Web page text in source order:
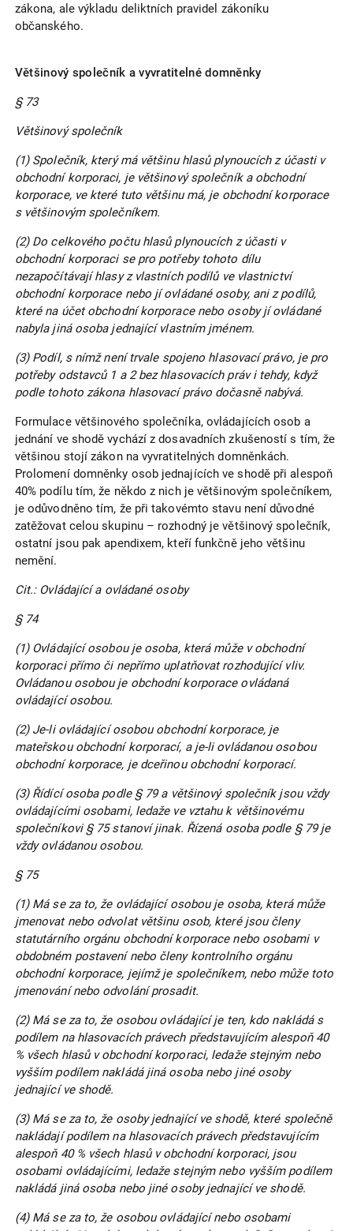
zákona, ale výkladu deliktních pravidel zákoníku
občanského.
Většinový společník a vyvratitelné domněnky
§ 73
Většinový společník
(1) Společník, který má většinu hlasů plynoucích z účasti v
obchodní korporaci, je většinový společník a obchodní
korporace, ve které tuto většinu má, je obchodní korporace
s většinovým společníkem.
(2) Do celkového počtu hlasů plynoucích z účasti v
obchodní korporaci se pro potřeby tohoto dílu
nezapočítávají hlasy z vlastních podílů ve vlastnictví
obchodní korporace nebo jí ovládané osoby, ani z podílů,
které na účet obchodní korporace nebo osoby jí ovládané
nabyla jiná osoba jednající vlastním jménem.
(3) Podíl, s nímž není trvale spojeno hlasovací právo, je pro
potřeby odstavců 1 a 2 bez hlasovacích práv i tehdy, když
podle tohoto zákona hlasovací právo dočasně nabývá.
Formulace většinového společníka, ovládajících osob a
jednání ve shodě vychází z dosavadních zkušeností s tím, že
většinou stojí zákon na vyvratitelných domněnkách.
Prolomení domněnky osob jednajících ve shodě při alespoň
40% podílu tím, že někdo z nich je většinovým společníkem,
je odůvodněno tím, že při takovémto stavu není důvodné
zatěžovat celou skupinu – rozhodný je většinový společník,
ostatní jsou pak apendixem, kteří funkčně jeho většinu
nemění.
Cit.: Ovládající a ovládané osoby
§ 74
(1) Ovládající osobou je osoba, která může v obchodní
korporaci přímo či nepřímo uplatňovat rozhodující vliv.
Ovládanou osobou je obchodní korporace ovládaná
ovládající osobou.
(2) Je-li ovládající osobou obchodní korporace, je
mateřskou obchodní korporací, a je-li ovládanou osobou
obchodní korporace, je dceřinou obchodní korporací.
(3) Řídící osoba podle § 79 a většinový společník jsou vždy
ovládajícími osobami, ledaže ve vztahu k většinovému
společníkovi § 75 stanoví jinak. Řízená osoba podle § 79 je
vždy ovládanou osobou.
§ 75
(1) Má se za to, že ovládající osobou je osoba, která může
jmenovat nebo odvolat většinu osob, které jsou členy
statutárního orgánu obchodní korporace nebo osobami v
obdobném postavení nebo členy kontrolního orgánu
obchodní korporace, jejímž je společníkem, nebo může toto
jmenování nebo odvolání prosadit.
(2) Má se za to, že osobou ovládající je ten, kdo nakládá s
podílem na hlasovacích právech představujícím alespoň 40
% všech hlasů v obchodní korporaci, ledaže stejným nebo
vyšším podílem nakládá jiná osoba nebo jiné osoby
jednající ve shodě.
(3) Má se za to, že osoby jednající ve shodě, které společně
nakládají podílem na hlasovacích právech představujícím
alespoň 40 % všech hlasů v obchodní korporaci, jsou
osobami ovládajícími, ledaže stejným nebo vyšším podílem
nakládá jiná osoba nebo jiné osoby jednající ve shodě.
(4) Má se za to, že osobou ovládající nebo osobami